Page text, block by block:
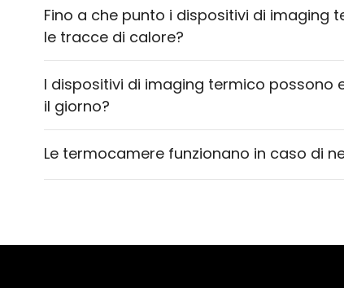
Fino a che punto i dispositivi di imaging
le tracce di calore?
I dispositivi di imaging termico possono
il giorno?
Le termocamere funzionano in caso di